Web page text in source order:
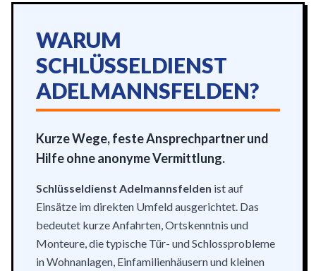
WARUM
SCHLÜSSELDIENST
ADELMANNSFELDEN?
Kurze Wege, feste Ansprechpartner und
Hilfe ohne anonyme Vermittlung.
Schlüsseldienst Adelmannsfelden ist auf
Einsätze im direkten Umfeld ausgerichtet. Das
bedeutet kurze Anfahrten, Ortskenntnis und
Monteure, die typische Tür- und Schlossprobleme
in Wohnanlagen, Einfamilienhäusern und kleinen